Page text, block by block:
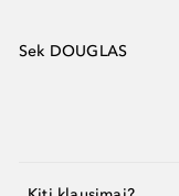
Sek DOUGLAS